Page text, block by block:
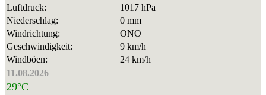
Luftdruck:
1017 hPa
Niederschlag:
0 mm
Windrichtung:
ONO
Geschwindigkeit:
9 km/h
Windböen:
24 km/h
11.08.2026
29°C